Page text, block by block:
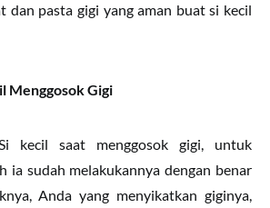
dan pasta gigi yang aman buat si kecil
Menggosok Gigi
kecil saat menggosok gigi, untuk
ia sudah melakukannya dengan benar
Anda yang menyikatkan giginya,